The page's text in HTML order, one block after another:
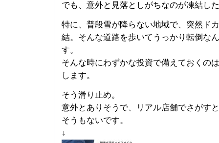
でも、意外と見落としがちなのが凍結し
特に、普段雪が降らない地域で、突然ド
結。そんな道路を歩いてうっかり転倒な
す。
そんな時にわずかな投資で備えておくの
します。
そう滑り止め。
意外とありそうで、リアル店舗でさがす
そうもないです。
↓